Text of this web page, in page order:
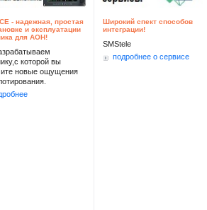
- надежная, простая
и эксплуатации
для АОН!
которой вы
новые ощущения
Широкий спект способов
интеграции!
SMStele
подробнее о сервисе